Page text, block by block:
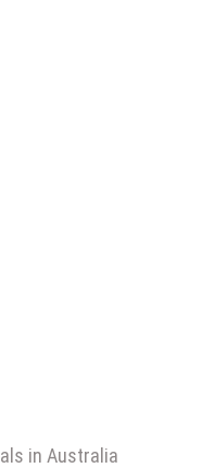
in Australia